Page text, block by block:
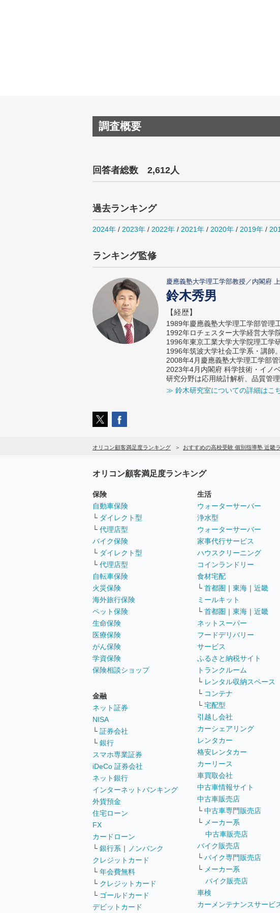
調査概要
回答者総数 2,612人
過去ランキング
2024年 / 2023年 / 2022年 / 2021年 / 2020年 / 2019年 /
ランキング監修
慶應義塾大学理工学部教授／内閣府
鈴木秀男
【経歴】
1989年慶應義塾大学理工学部管理
1992年ロチェスター大学経営大学
1996年東京工業大学大学院理工学
1996年筑波大学社会工学系・講師
2008年4月慶應義塾大学理工学部
2023年4月内閣府 科学技術・イノ
研究分野は応用統計解析、品質管
≫ 鈴木研究室についての詳細はこ
オリコン顧客満足度ランキング おすすめの高校受験 個別指導塾 近畿
オリコン顧客満足度ランキング
保険
自動車保険
└ ダイレクト型
└ 代理店型
バイク保険
└ ダイレクト型
└ 代理店型
自転車保険
火災保険
海外旅行保険
ペット保険
生命保険
医療保険
がん保険
学資保険
保険相談ショップ
金融
ネット証券
NISA
└ 証券会社
└ 銀行
スマホ専業証券
iDeCo 証券会社
ネット銀行
インターネットバンキング
外貨預金
住宅ローン
FX
カードローン
└ 銀行系 ｜ ノンバンク
クレジットカード
└ 年会費無料
└ クレジットカード
└ ゴールドカード
デビットカード
生活
ウォーターサーバー
浄水型
ウォーターサーバー
家事代行サービス
ハウスクリーニング
コインランドリー
食材宅配
└ 首都圏 ｜ 東海 ｜ 近畿
ミールキット
└ 首都圏 ｜ 東海 ｜ 近畿
ネットスーパー
フードデリバリー
サービス
ふるさと納税サイト
トランクルーム
└ レンタル収納スペース
└ コンテナ
└ 宅配型
引越し会社
カーシェアリング
レンタカー
格安レンタカー
カーリース
車買取会社
中古車情報サイト
中古車販売店
└ 中古車専門販売店
└ メーカー系
中古車販売店
バイク販売店
└ バイク専門販売店
└ メーカー系
バイク販売店
車検
カーメンテナンスサービ